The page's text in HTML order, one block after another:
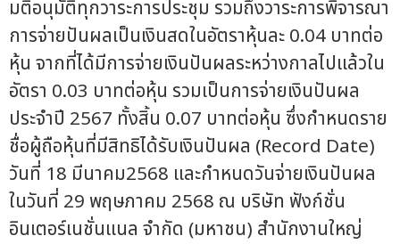
มติอนุมัติทุกวาระการประชุม รวมถึงวาระการพิจารณา
การจ่ายปันผลเป็นเงินสดในอัตราหุ้นละ 0.04 บาทต่อ
หุ้น จากที่ได้มีการจ่ายเงินปันผลระหว่างกาลไปแล้วใน
อัตรา 0.03 บาทต่อหุ้น รวมเป็นการจ่ายเงินปันผล
ประจำปี 2567 ทั้งสิ้น 0.07 บาทต่อหุ้น ซึ่งกำหนดราย
ชื่อผู้ถือหุ้นที่มีสิทธิได้รับเงินปันผล (Record Date)
วันที่ 18 มีนาคม2568 และกำหนดวันจ่ายเงินปันผล
ในวันที่ 29 พฤษภาคม 2568 ณ บริษัท ฟังก์ชั่น
อินเตอร์เนชั่นแนล จำกัด (มหาชน) สำนักงานใหญ่